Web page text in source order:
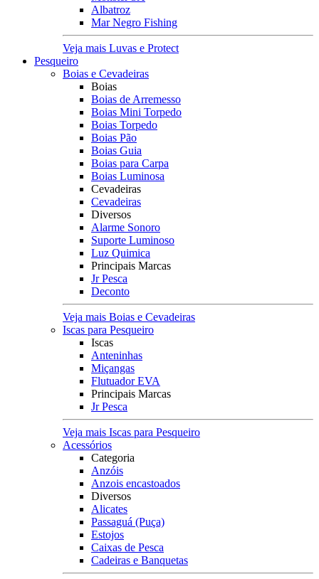
Albatroz
Mar Negro Fishing
Veja mais Luvas e Protect
Pesqueiro
Boias e Cevadeiras
Boias
Boias de Arremesso
Boias Mini Torpedo
Boias Torpedo
Boias Pão
Boias Guia
Boias para Carpa
Boias Luminosa
Cevadeiras
Cevadeiras
Diversos
Alarme Sonoro
Suporte Luminoso
Luz Quimica
Principais Marcas
Jr Pesca
Deconto
Veja mais Boias e Cevadeiras
Iscas para Pesqueiro
Iscas
Anteninhas
Miçangas
Flutuador EVA
Principais Marcas
Jr Pesca
Veja mais Iscas para Pesqueiro
Acessórios
Categoria
Anzóis
Anzois encastoados
Diversos
Alicates
Passaguá (Puça)
Estojos
Caixas de Pesca
Cadeiras e Banquetas